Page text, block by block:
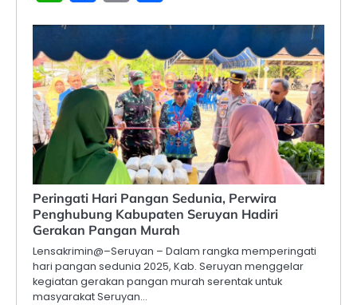
Peringati Hari Pangan Sedunia, Perwira
Penghubung Kabupaten Seruyan Hadiri
Gerakan Pangan Murah
Lensakrimin@–Seruyan – Dalam rangka memperingati
hari pangan sedunia 2025, Kab. Seruyan menggelar
kegiatan gerakan pangan murah serentak untuk
masyarakat Seruyan…